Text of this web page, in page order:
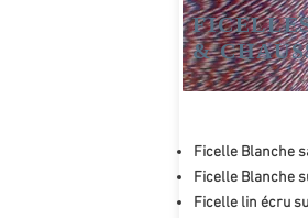
&
Ficelle Blanche
Ficelle Blanche
Ficelle lin écru